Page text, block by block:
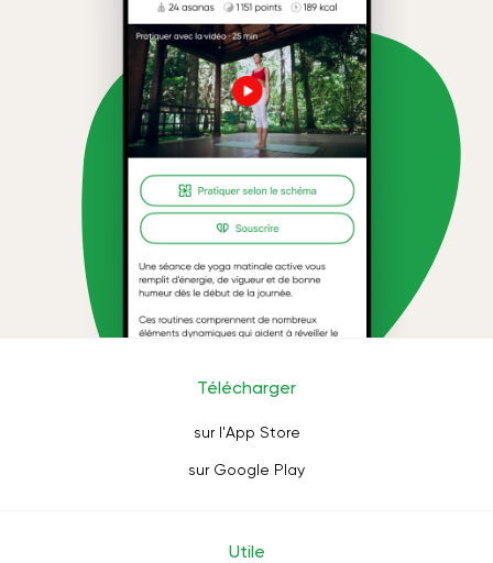
Télécharger
sur l'App Store
sur Google Play
Utile